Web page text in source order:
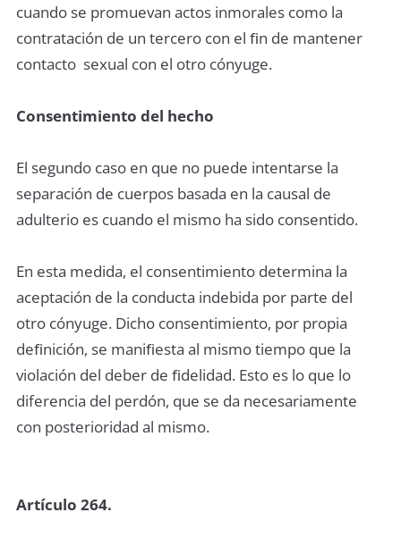
cuando se promuevan actos inmorales como la
contratación de un tercero con el ﬁn de mantener
contacto sexual con el otro cónyuge.
Consentimiento del hecho
El segundo caso en que no puede intentarse la
separación de cuerpos basada en la causal de
adulterio es cuando el mismo ha sido consentido.
En esta medida, el consentimiento determina la
aceptación de la conducta indebida por parte del
otro cónyuge. Dicho consentimiento, por propia
deﬁnición, se maniﬁesta al mismo tiempo que la
violación del deber de ﬁdelidad. Esto es lo que lo
diferencia del perdón, que se da necesariamente
con posterioridad al mismo.
Artículo 264.